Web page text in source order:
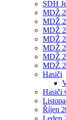
SDH
MDŽ
MDŽ
MDŽ
MDŽ
MDŽ
MDŽ
MDŽ
Hasiči
Hasiči
Říjen
Leden